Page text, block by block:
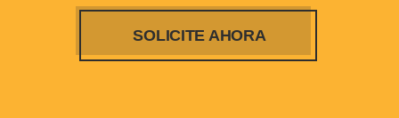
SOLICITE AHORA